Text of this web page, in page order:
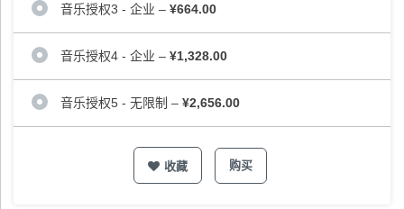
音乐授权3 - 企业 – ¥664.00
音乐授权4 - 企业 – ¥1,328.00
音乐授权5 - 无限制 – ¥2,656.00
收藏 购买